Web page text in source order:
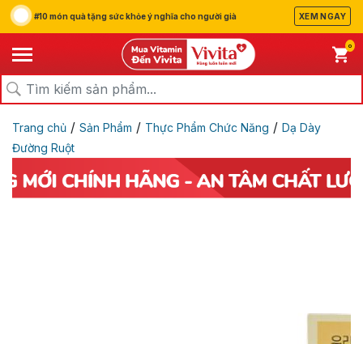
#10 món quà tặng sức khỏe ý nghĩa cho người già XEM NGAY
0
Trang chủ / Sản Phẩm / Thực Phẩm Chức Năng / Dạ Dày
Đường Ruột